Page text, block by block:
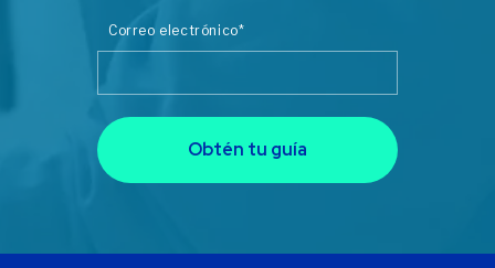
Correo electrónico*
Obtén tu guía